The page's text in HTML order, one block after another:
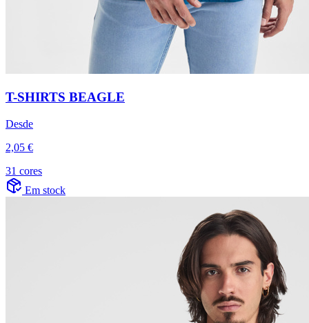
T-SHIRTS BEAGLE
Desde
2,05 €
31 cores
Em stock